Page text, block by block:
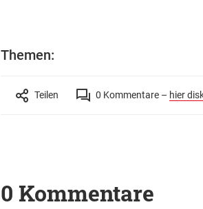
Themen:
Teilen 0 Kommentare – hier
0 Kommentare